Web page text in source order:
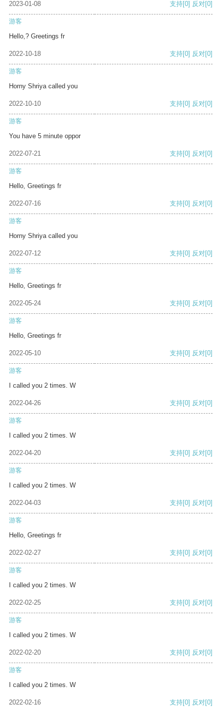
2023-01-08 支持[0] 反对[0]
游客
Hello,? Greetings fr
2022-10-18 支持[0] 反对[0]
游客
Horny Shriya called you
2022-10-10 支持[0] 反对[0]
游客
You have 5 minute oppor
2022-07-21 支持[0] 反对[0]
游客
Hello, Greetings fr
2022-07-16 支持[0] 反对[0]
游客
Horny Shriya called you
2022-07-12 支持[0] 反对[0]
游客
Hello, Greetings fr
2022-05-24 支持[0] 反对[0]
游客
Hello, Greetings fr
2022-05-10 支持[0] 反对[0]
游客
I called you 2 times. W
2022-04-26 支持[0] 反对[0]
游客
I called you 2 times. W
2022-04-20 支持[0] 反对[0]
游客
I called you 2 times. W
2022-04-03 支持[0] 反对[0]
游客
Hello, Greetings fr
2022-02-27 支持[0] 反对[0]
游客
I called you 2 times. W
2022-02-25 支持[0] 反对[0]
游客
I called you 2 times. W
2022-02-20 支持[0] 反对[0]
游客
I called you 2 times. W
2022-02-16 支持[0] 反对[0]